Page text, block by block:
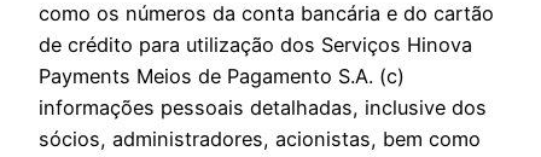
como os números da conta bancária e do cartão
de crédito para utilização dos Serviços Hinova
Payments Meios de Pagamento S.A. (c)
informações pessoais detalhadas, inclusive dos
sócios, administradores, acionistas, bem como